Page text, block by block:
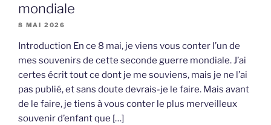
mondiale
8 MAI 2026
Introduction En ce 8 mai, je viens vous conter l’un de
mes souvenirs de cette seconde guerre mondiale. J’ai
certes écrit tout ce dont je me souviens, mais je ne l’ai
pas publié, et sans doute devrais-je le faire. Mais avant
de le faire, je tiens à vous conter le plus merveilleux
souvenir d’enfant que […]